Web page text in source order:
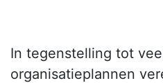
In tegenstelling tot
organisatieplannen